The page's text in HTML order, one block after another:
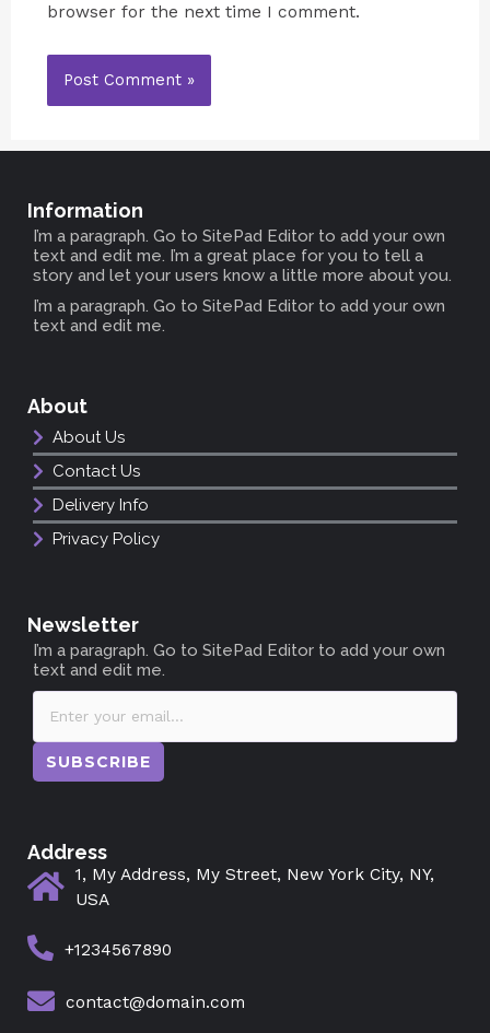
browser for the next time I comment.
Information
I’m a paragraph. Go to SitePad Editor to add your own
text and edit me. I’m a great place for you to tell a
story and let your users know a little more about you.
I’m a paragraph. Go to SitePad Editor to add your own
text and edit me.
About
About Us
Contact Us
Delivery Info
Privacy Policy
Newsletter
I’m a paragraph. Go to SitePad Editor to add your own
text and edit me.
SUBSCRIBE
Address
1, My Address, My Street, New York City, NY,
USA
+1234567890
contact@domain.com